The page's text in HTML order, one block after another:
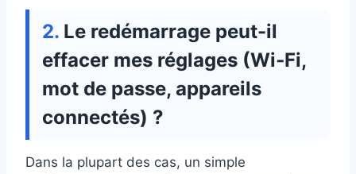
Le redémarrage peut-il
effacer mes réglages (Wi‑Fi,
mot de passe, appareils
connectés) ?
Dans la plupart des cas, un simple